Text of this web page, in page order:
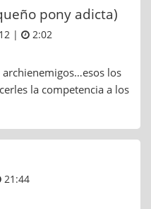
pony adicta)
| 2:02
los
la competencia a los
21:44